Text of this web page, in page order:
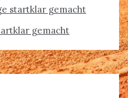
startklar gemacht
gemacht